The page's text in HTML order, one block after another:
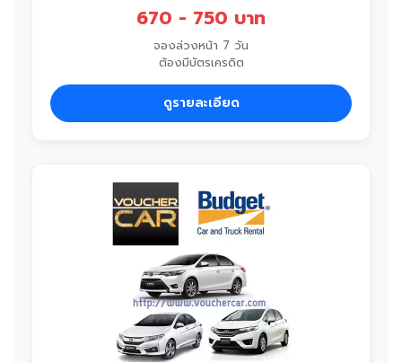
670 - 750 บาท
จองล่วงหน้า 7 วัน
ต้องมีบัตรเครดิต
ดูรายละเอียด